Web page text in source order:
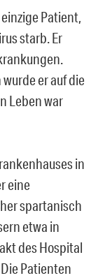
Patient,
starb. Er
er auf die
Leben war
in
eine
spartanisch
etwa in
des Hospital
Patienten